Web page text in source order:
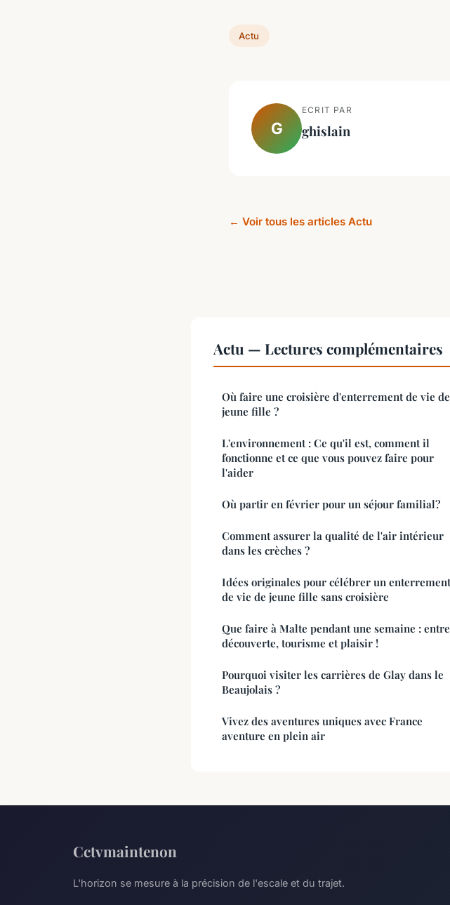
Actu
G
ECRIT PAR
ghislain
← Voir tous les articles Actu
Actu — Lectures complémentaires
Où faire une croisière d'enterrement de vie de
jeune fille ?
L'environnement : Ce qu'il est, comment il
fonctionne et ce que vous pouvez faire pour
l'aider
Où partir en février pour un séjour familial?
Comment assurer la qualité de l'air intérieur
dans les crèches ?
Idées originales pour célébrer un enterrement
de vie de jeune fille sans croisière
Que faire à Malte pendant une semaine : entre
découverte, tourisme et plaisir !
Pourquoi visiter les carrières de Glay dans le
Beaujolais ?
Vivez des aventures uniques avec France
aventure en plein air
Cctvmaintenon
L'horizon se mesure à la précision de l'escale et du trajet.